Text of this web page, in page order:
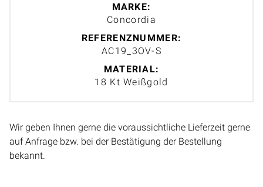
MARKE:
Concordia
REFERENZNUMMER:
AC19_3OV-S
MATERIAL:
18 Kt Weißgold
Wir geben Ihnen gerne die voraussichtliche Lieferzeit gerne
auf Anfrage bzw. bei der Bestätigung der Bestellung
bekannt.